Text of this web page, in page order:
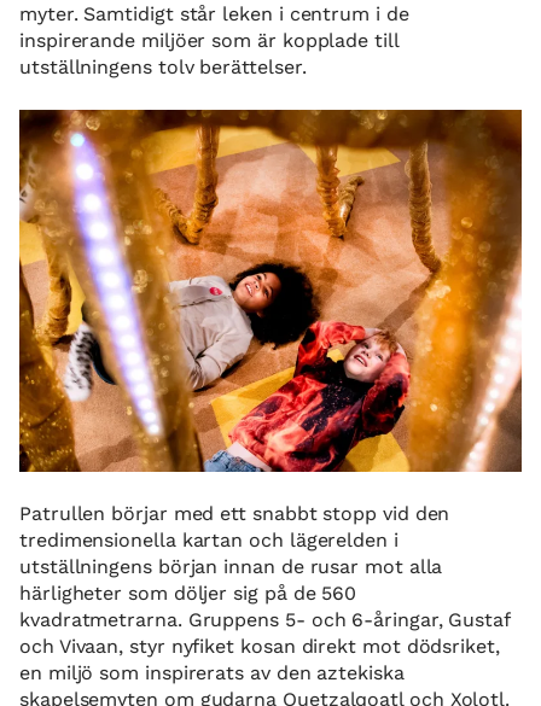
myter. Samtidigt står leken i centrum i de
inspirerande miljöer som är kopplade till
utställningens tolv berättelser.
Patrullen börjar med ett snabbt stopp vid den
tredimensionella kartan och lägerelden i
utställningens början innan de rusar mot alla
härligheter som döljer sig på de 560
kvadratmetrarna. Gruppens 5- och 6-åringar, Gustaf
och Vivaan, styr nyfiket kosan direkt mot dödsriket,
en miljö som inspirerats av den aztekiska
skapelsemyten om gudarna Quetzalqoatl och Xolotl.